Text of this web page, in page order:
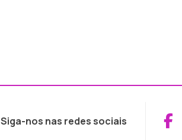
Siga-nos nas redes sociais